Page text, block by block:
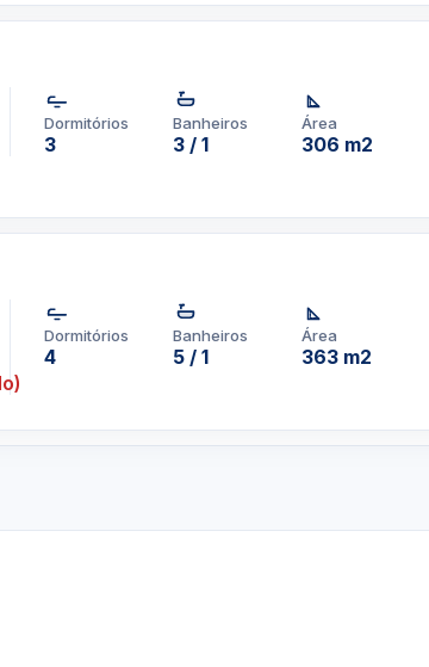
Dormitórios
3
Banheiros
3 / 1
Área
306 m2
Dormitórios
4
Banheiros
5 / 1
Área
363 m2